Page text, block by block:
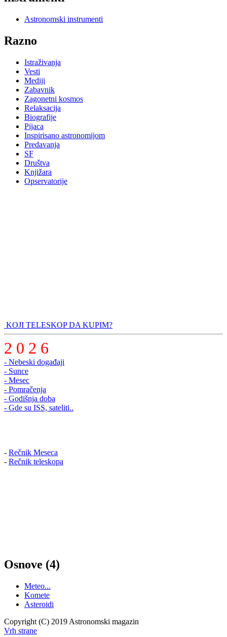
Astronomski instrumenti
Razno
Istraživanja
Vesti
Mediji
Zabavnik
Zagonetni kosmos
Relaksacija
Biografije
Pijaca
Inspirisano astronomijom
Predavanja
SF
Društva
Knjižara
Opservatorije
KOJI TELESKOP DA KUPIM?
2 0 2 6
- Nebeski događaji
- Sunce
- Mesec
- Pomračenja
- Godišnja doba
- Gde su ISS, sateliti..
- Rečnik Meseca
- Rečnik teleskopa
Osnove (4)
Meteo...
Komete
Asteroidi
Copyright (C) 2019 Astronomski magazin
Vrh strane